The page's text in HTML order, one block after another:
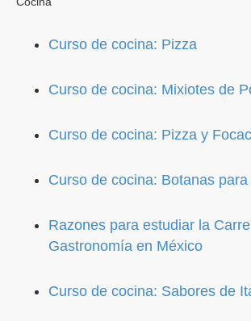
Curso de cocina: Pizza
Curso de cocina: Mixiotes de
Curso de cocina: Pizza y
Curso de cocina: Botanas
Razones para estudiar la
Gastronomía en México
Curso de cocina: Sabores de